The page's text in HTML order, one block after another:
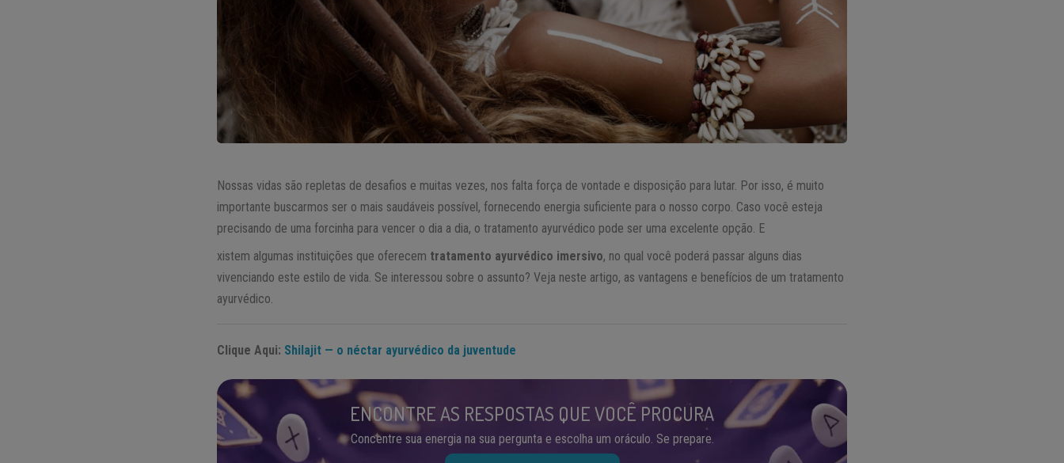
Nossas vidas são repletas de desafios e muitas vezes, nos falta força de vontade e disposição para lutar. Por isso, é muito
importante buscarmos ser o mais saudáveis possível, fornecendo energia suficiente para o nosso corpo. Caso você esteja
precisando de uma forcinha para vencer o dia a dia, o tratamento ayurvédico pode ser uma excelente opção. E
xistem algumas instituições que oferecem tratamento ayurvédico imersivo, no qual você poderá passar alguns dias
vivenciando este estilo de vida. Se interessou sobre o assunto? Veja neste artigo, as vantagens e benefícios de um tratamento
ayurvédico.
Clique Aqui: Shilajit — o néctar ayurvédico da juventude
ENCONTRE AS RESPOSTAS QUE VOCÊ PROCURA
Concentre sua energia na sua pergunta e escolha um oráculo. Se prepare.